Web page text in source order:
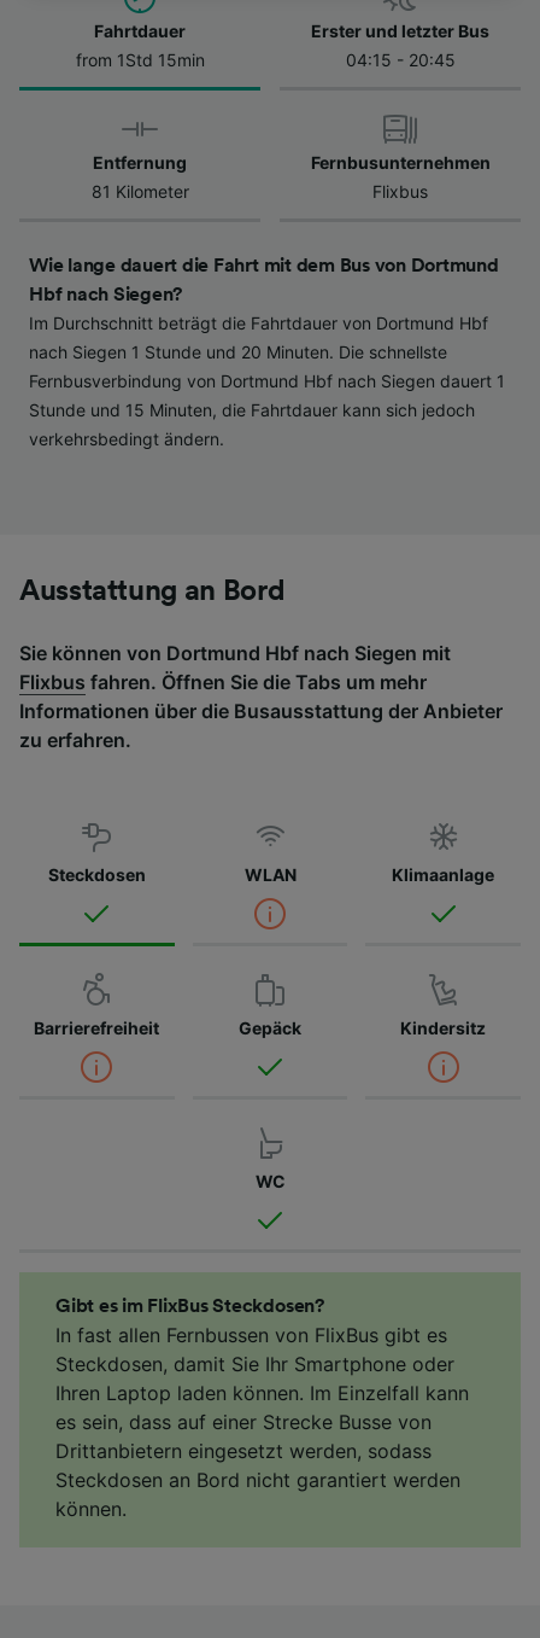
Fahrtdauer
from 1Std 15min
Erster und letzter Bus
04:15 - 20:45
Entfernung
81 Kilometer
Fernbusunternehmen
Flixbus
Wie lange dauert die Fahrt mit dem Bus von Dortmund
Hbf nach Siegen?
Im Durchschnitt beträgt die Fahrtdauer von Dortmund Hbf
nach Siegen 1 Stunde und 20 Minuten. Die schnellste
Fernbusverbindung von Dortmund Hbf nach Siegen dauert 1
Stunde und 15 Minuten, die Fahrtdauer kann sich jedoch
verkehrsbedingt ändern.
Ausstattung an Bord
Sie können von Dortmund Hbf nach Siegen mit
Flixbus fahren. Öffnen Sie die Tabs um mehr
Informationen über die Busausstattung der Anbieter
zu erfahren.
Steckdosen WLAN Klimaanlage
Barrierefreiheit Gepäck Kindersitz
WC
Gibt es im FlixBus Steckdosen?
In fast allen Fernbussen von FlixBus gibt es
Steckdosen, damit Sie Ihr Smartphone oder
Ihren Laptop laden können. Im Einzelfall kann
es sein, dass auf einer Strecke Busse von
Drittanbietern eingesetzt werden, sodass
Steckdosen an Bord nicht garantiert werden
können.
Datenschutzrichtlinie. Diese Präferenzen
werden unseren Partnern signalisiert und
haben keinen Einfluss auf Surfdaten. Ihre
Daten werden nicht für Tracking-Zwecke
verwendet, wenn Sie uns gebeten haben, Ihr
Surfverhalten nicht zu verfolgen.
Folgendes bereitzustellen:
Verwendung genauer Standortdaten.
Endgeräteeigenschaften zur Identifikation
aktiv abfragen. Speichern von oder Zugriff auf
Informationen auf einem Endgerät.
Personalisierte Werbung und Inhalte, Messung
von Werbeleistung und der Performance von
Inhalten, Zielgruppenforschung sowie
Entwicklung und Verbesserung von